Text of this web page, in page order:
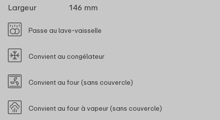
Largeur
146 mm
Passe au lave-vaisselle
Convient au congélateur
Convient au four (sans couvercle)
Convient au four à vapeur (sans couvercle)